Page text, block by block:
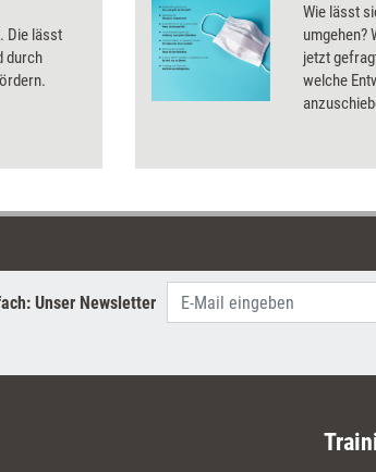
Die lässt
durch
Wie lässt
umgehen?
jetzt
welche
Unser Newsletter